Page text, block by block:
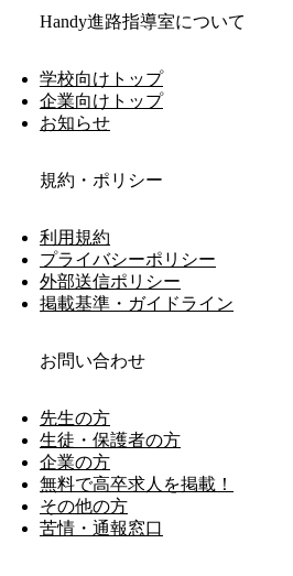
Handy進路指導室について
学校向けトップ
企業向けトップ
お知らせ
規約・ポリシー
利用規約
プライバシーポリシー
外部送信ポリシー
掲載基準・ガイドライン
お問い合わせ
先生の方
生徒・保護者の方
企業の方
無料で高卒求人を掲載！
その他の方
苦情・通報窓口